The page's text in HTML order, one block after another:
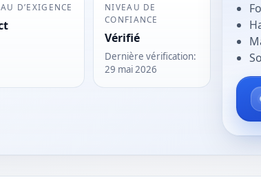
D’EXIGENCE
NIVEAU DE
CONFIANCE
Vérifié
Dernière vérification:
29 mai 2026